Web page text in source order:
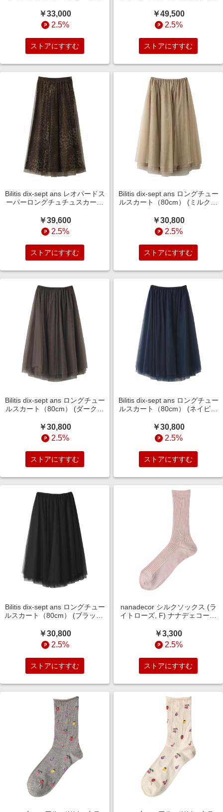
ELLE SHOP
￥33,000
2.5%
ストアにすすむ
ッタン ELLE SHOP
￥49,500
2.5%
ストアにすすむ
Bilitis dix-sept ans レオパードス
ーパーロングチュチュスカート
F(36)) ビリティス・ディセッタ
ン ELLE SHOP
￥39,600
2.5%
ストアにすすむ
Bilitis dix-sept ans ロングチュー
ルスカート（80cm） (ミルクテ
セッタン ELLE SHOP
￥30,800
2.5%
ストアにすすむ
Bilitis dix-sept ans ロングチュー
ルスカート（80cm） (ダークブ
ィセッタン ELLE SHOP
￥30,800
2.5%
ストアにすすむ
Bilitis dix-sept ans ロングチュー
ルスカート（80cm） (ネイビー
ィセッタン ELLE SHOP
￥30,800
2.5%
ストアにすすむ
Bilitis dix-sept ans ロングチュー
ルスカート（80cm） (ブラック,
ン ELLE SHOP
￥30,800
2.5%
ストアにすすむ
nanadecor シルクソックス (ラ
イトローズ, F) ナナデェコール
￥3,300
2.5%
ストアにすすむ